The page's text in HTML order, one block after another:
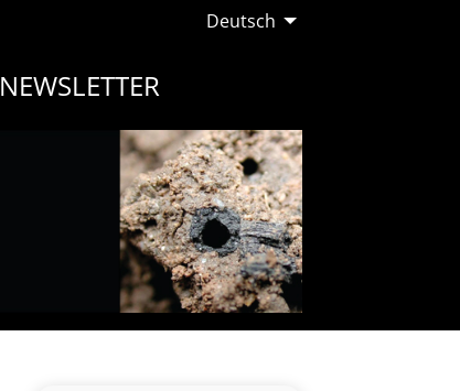
Deutsch
NEWSLETTER